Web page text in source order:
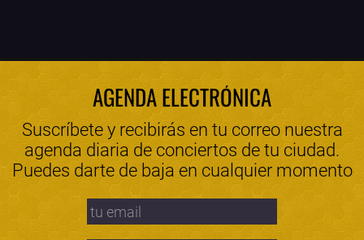
AGENDA ELECTRÓNICA
Suscríbete y recibirás en tu correo nuestra
agenda diaria de conciertos de tu ciudad.
Puedes darte de baja en cualquier momento